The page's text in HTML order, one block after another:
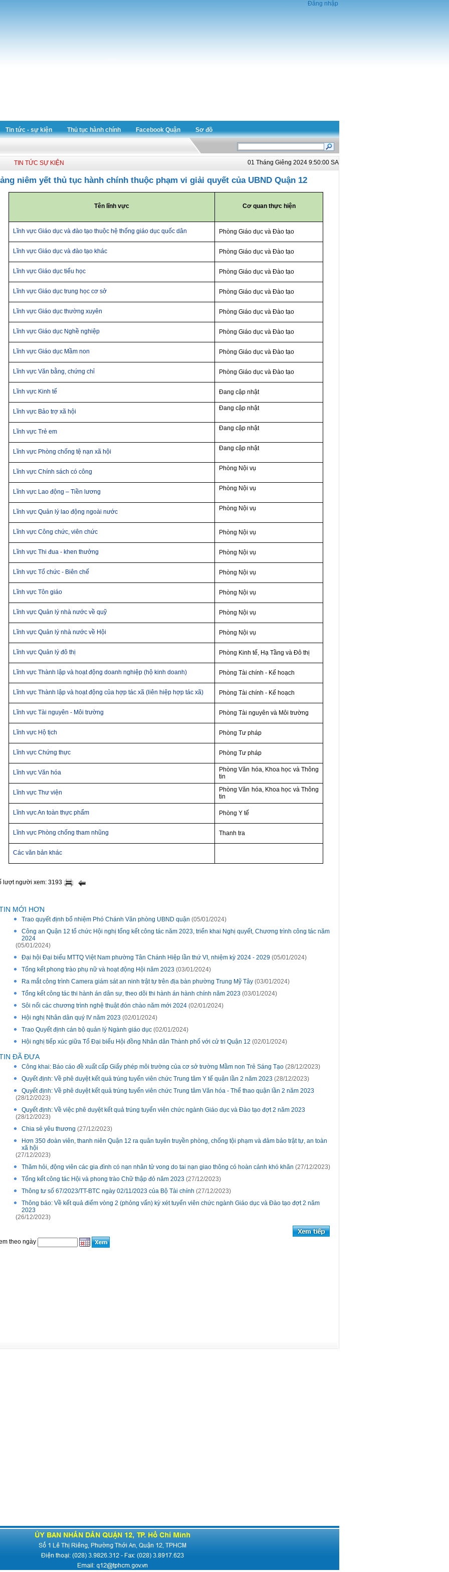
Đăng nhập
Tin tức - sự kiện Thủ tục hành chính Facebook Quận Sơ đồ
TIN TỨC SỰ KIỆN 01 Tháng Giêng 2024 9:50:00 SA
niêm yết thủ tục hành chính thuộc phạm vi giải quyết của UBND Quận 12
Tên lĩnh vực Cơ quan thực hiện
Lĩnh vực Giáo dục và đào tạo thuộc hệ thống giáo dục quốc dân Phòng Giáo dục và Đào tạo
Lĩnh vực Giáo dục và đào tạo khác Phòng Giáo dục và Đào tạo
Lĩnh vực Giáo dục tiểu học Phòng Giáo dục và Đào tạo
Lĩnh vực Giáo dục trung học cơ sở Phòng Giáo dục và Đào tạo
Lĩnh vực Giáo dục thường xuyên Phòng Giáo dục và Đào tạo
Lĩnh vực Giáo dục Nghề nghiệp Phòng Giáo dục và Đào tạo
Lĩnh vực Giáo dục Mầm non Phòng Giáo dục và Đào tạo
Lĩnh vực Văn bằng, chứng chỉ Phòng Giáo dục và Đào tạo
Lĩnh vực Kinh tế Đang cập nhật
Lĩnh vực Bảo trợ xã hội Đang cập nhật
Lĩnh vực Trẻ em Đang cập nhật
Lĩnh vực Phòng chống tệ nạn xã hội Đang cập nhật
Lĩnh vực Chính sách có công Phòng Nội vụ
Lĩnh vực Lao động – Tiền lương Phòng Nội vụ
Lĩnh vực Quản lý lao động ngoài nước Phòng Nội vụ
Lĩnh vực Công chức, viên chức Phòng Nội vụ
Lĩnh vực Thi đua - khen thưởng Phòng Nội vụ
Lĩnh vực Tổ chức - Biên chế Phòng Nội vụ
Lĩnh vực Tôn giáo Phòng Nội vụ
Lĩnh vực Quản lý nhà nước về quỹ Phòng Nội vụ
Lĩnh vực Quản lý nhà nước về Hội Phòng Nội vụ
Lĩnh vực Quản lý đô thị Phòng Kinh tế, Hạ Tầng và Đô thị
Lĩnh vực Thành lập và hoạt động doanh nghiệp (hộ kinh doanh) Phòng Tài chính - Kế hoạch
Lĩnh vực Thành lập và hoạt động của hợp tác xã (liên hiệp hợp tác xã) Phòng Tài chính - Kế hoạch
Lĩnh vực Tài nguyên - Môi trường Phòng Tài nguyên và Môi trường
Lĩnh vực Hộ tịch Phòng Tư pháp
Lĩnh vực Chứng thực Phòng Tư pháp
Lĩnh vực Văn hóa
Phòng Văn hóa, Khoa học và Thông
tin
Lĩnh vực Thư viện
Phòng Văn hóa, Khoa học và Thông
tin
Lĩnh vực An toàn thực phẩm Phòng Y tế
Lĩnh vực Phòng chống tham nhũng Thanh tra
Các văn bản khác
lượt người xem: 3193
MỚI HƠN
Trao quyết định bổ nhiệm Phó Chánh Văn phòng UBND quận (05/01/2024)
Công an Quận 12 tổ chức Hội nghị tổng kết công tác năm 2023, triển khai Nghị quyết, Chương trình công tác năm
2024
(05/01/2024)
Đại hội Đại biểu MTTQ Việt Nam phường Tân Chánh Hiệp lần thứ VI, nhiệm kỳ 2024 - 2029 (05/01/2024)
Tổng kết phong trào phụ nữ và hoạt động Hội năm 2023 (03/01/2024)
Ra mắt công trình Camera giám sát an ninh trật tự trên địa bàn phường Trung Mỹ Tây (03/01/2024)
Tổng kết công tác thi hành án dân sự, theo dõi thi hành án hành chính năm 2023 (03/01/2024)
Sôi nổi các chương trình nghệ thuật đón chào năm mới 2024 (02/01/2024)
Hội nghị Nhân dân quý IV năm 2023 (02/01/2024)
Trao Quyết định cán bộ quản lý Ngành giáo dục (02/01/2024)
Hội nghị tiếp xúc giữa Tổ Đại biểu Hội đồng Nhân dân Thành phố với cử tri Quận 12 (02/01/2024)
ĐÃ ĐƯA
Công khai: Báo cáo đề xuất cấp Giấy phép môi trường của cơ sở trường Mầm non Trẻ Sáng Tạo (28/12/2023)
Quyết định: Về phê duyệt kết quả trúng tuyển viên chức Trung tâm Y tế quận lần 2 năm 2023 (28/12/2023)
Quyết định: Về phê duyệt kết quả trúng tuyển viên chức Trung tâm Văn hóa - Thể thao quận lần 2 năm 2023
(28/12/2023)
Quyết định: Về việc phê duyệt kết quả trúng tuyển viên chức ngành Giáo dục và Đào tạo đợt 2 năm 2023
(28/12/2023)
Chia sẻ yêu thương (27/12/2023)
Hơn 350 đoàn viên, thanh niên Quận 12 ra quân tuyên truyền phòng, chống tội phạm và đảm bảo trật tự, an toàn
xã hội
(27/12/2023)
Thăm hỏi, động viên các gia đình có nạn nhân tử vong do tai nạn giao thông có hoàn cảnh khó khăn (27/12/2023)
Tổng kết công tác Hội và phong trào Chữ thập đỏ năm 2023 (27/12/2023)
Thông tư số 67/2023/TT-BTC ngày 02/11/2023 của Bộ Tài chính (27/12/2023)
Thông báo: Về kết quả điểm vòng 2 (phỏng vấn) kỳ xét tuyển viên chức ngành Giáo dục và Đào tạo đợt 2 năm
2023
(26/12/2023)
theo ngày